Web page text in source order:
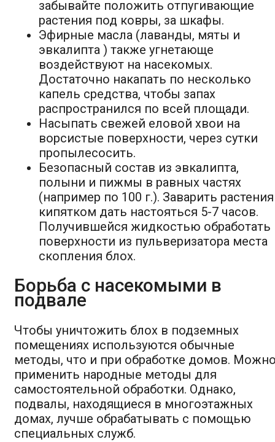
забывайте положить отпугивающие
растения под ковры, за шкафы.
Эфирные масла (лаванды, мяты и
эвкалипта ) также угнетающе
воздействуют на насекомых.
Достаточно накапать по несколько
капель средства, чтобы запах
распространился по всей площади.
Насыпать свежей еловой хвои на
ворсистые поверхности, через сутки
пропылесосить.
Безопасный состав из эвкалипта,
полыни и пижмы в равных частях
(например по 100 г.). Заварить растения
кипятком дать настояться 5-7 часов.
Получившейся жидкостью обработать
поверхности из пульверизатора места
скопления блох.
Борьба с насекомыми в
подвале
Чтобы уничтожить блох в подземных
помещениях используются обычные
методы, что и при обработке домов.
применить народные методы для
самостоятельной обработки. Однако,
подвалы, находящиеся в многоэтажных
домах, лучше обрабатывать с помощью
специальных служб.